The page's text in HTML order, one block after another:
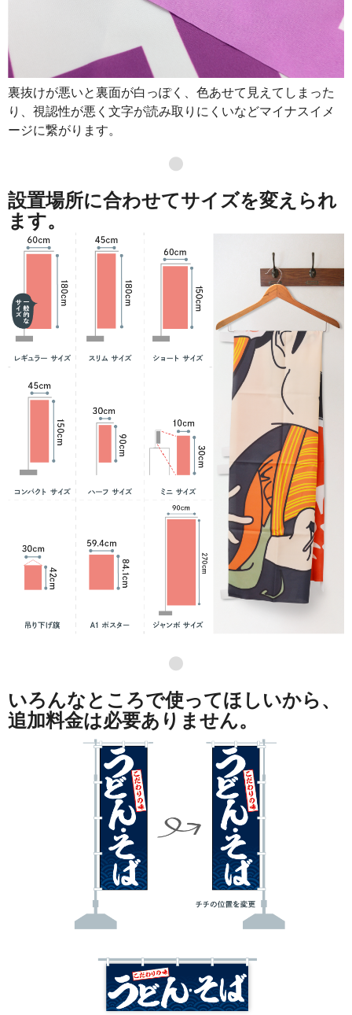
裏抜けが悪いと裏面が白っぽく、色あせて見えてしまった
り、視認性が悪く文字が読み取りにくいなどマイナスイメ
ージに繋がります。
●
設置場所に合わせてサイズを変えられ
ます。
●
いろんなところで使ってほしいから、
追加料金は必要ありません。